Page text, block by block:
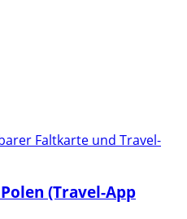
Faltkarte und Travel-
(Travel-App